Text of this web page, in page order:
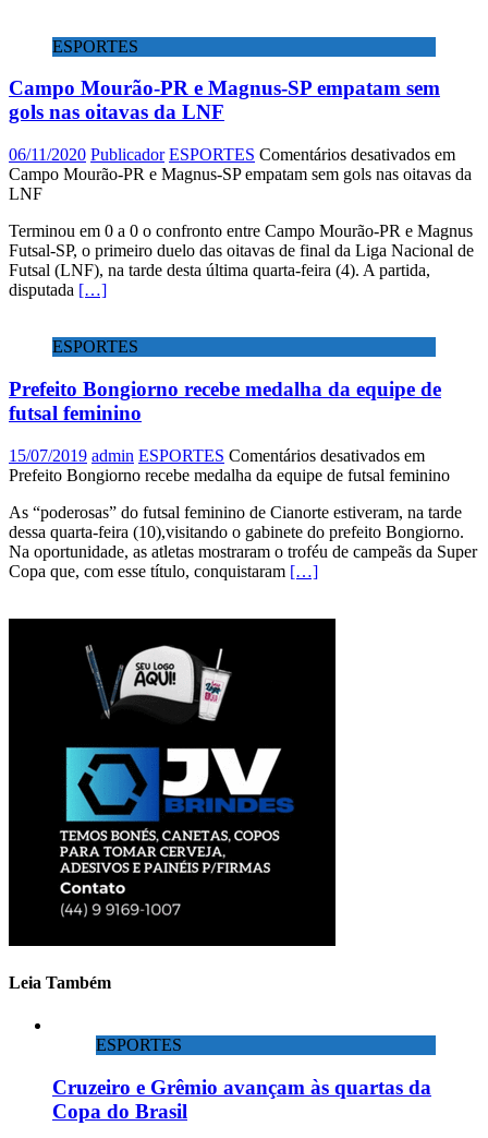
ESPORTES
Campo Mourão-PR e Magnus-SP empatam sem
gols nas oitavas da LNF
06/11/2020 Publicador ESPORTES Comentários desativados em
Campo Mourão-PR e Magnus-SP empatam sem gols nas oitavas da
LNF
Terminou em 0 a 0 o confronto entre Campo Mourão-PR e Magnus
Futsal-SP, o primeiro duelo das oitavas de final da Liga Nacional de
Futsal (LNF), na tarde desta última quarta-feira (4). A partida,
disputada […]
ESPORTES
Prefeito Bongiorno recebe medalha da equipe de
futsal feminino
15/07/2019 admin ESPORTES Comentários desativados em
Prefeito Bongiorno recebe medalha da equipe de futsal feminino
As “poderosas” do futsal feminino de Cianorte estiveram, na tarde
dessa quarta-feira (10),visitando o gabinete do prefeito Bongiorno.
Na oportunidade, as atletas mostraram o troféu de campeãs da Super
Copa que, com esse título, conquistaram […]
Leia Também
ESPORTES
Cruzeiro e Grêmio avançam às quartas da
Copa do Brasil